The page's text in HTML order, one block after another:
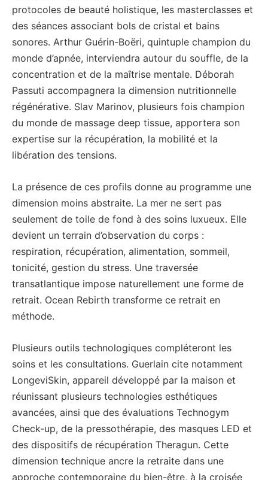
protocoles de beauté holistique, les masterclasses et
des séances associant bols de cristal et bains
sonores. Arthur Guérin-Boëri, quintuple champion du
monde d’apnée, interviendra autour du souffle, de la
concentration et de la maîtrise mentale. Déborah
Passuti accompagnera la dimension nutritionnelle
régénérative. Slav Marinov, plusieurs fois champion
du monde de massage deep tissue, apportera son
expertise sur la récupération, la mobilité et la
libération des tensions.
La présence de ces profils donne au programme une
dimension moins abstraite. La mer ne sert pas
seulement de toile de fond à des soins luxueux. Elle
devient un terrain d’observation du corps :
respiration, récupération, alimentation, sommeil,
tonicité, gestion du stress. Une traversée
transatlantique impose naturellement une forme de
retrait. Ocean Rebirth transforme ce retrait en
méthode.
Plusieurs outils technologiques compléteront les
soins et les consultations. Guerlain cite notamment
LongeviSkin, appareil développé par la maison et
réunissant plusieurs technologies esthétiques
avancées, ainsi que des évaluations Technogym
Check-up, de la pressothérapie, des masques LED et
des dispositifs de récupération Theragun. Cette
dimension technique ancre la retraite dans une
approche contemporaine du bien-être, à la croisée